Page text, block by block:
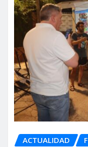
ACTUALIDAD